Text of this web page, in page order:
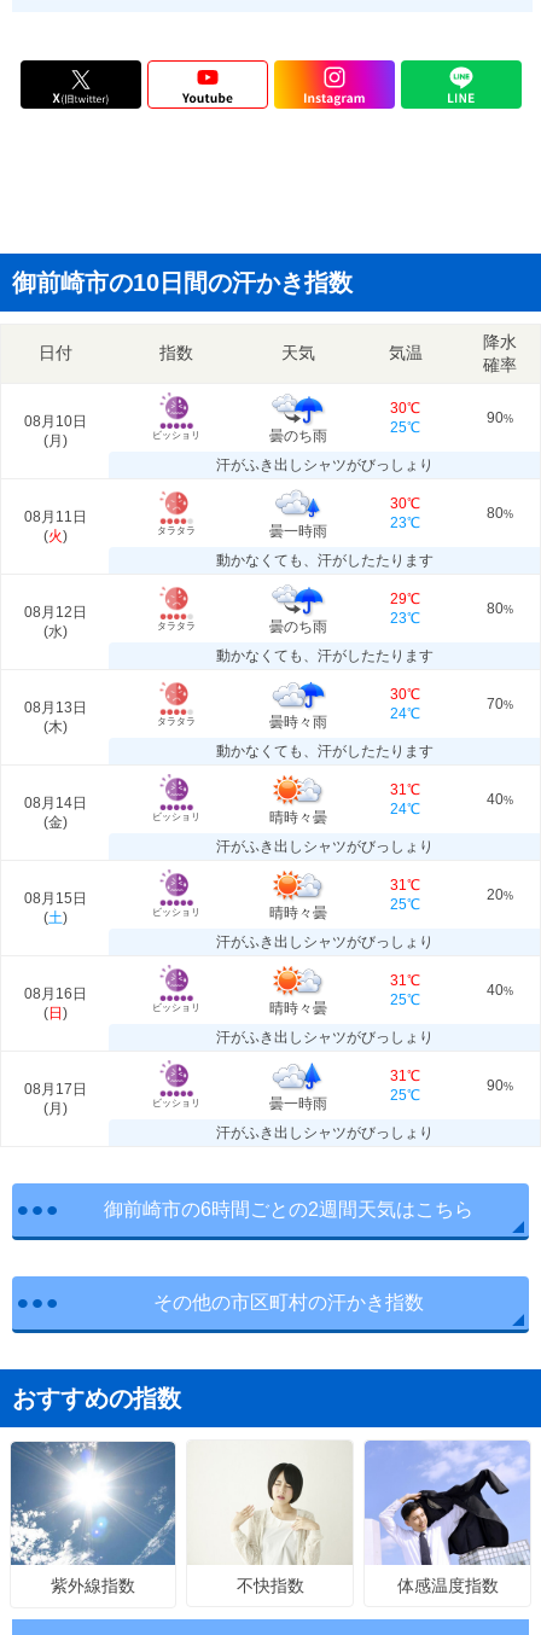
御前崎市の10日間の汗かき指数
日付 指数 天気 気温
降水
確率
08月10日
(月 ) ビッショリ 曇のち雨
30℃
25℃
90%
汗がふき出しシャツがびっしょり
08月11日
(火) タラタラ 曇一時雨
30℃
23℃
80%
動かなくても、汗がしたたります
08月12日
(水) タラタラ 曇のち雨
29℃
23℃
80%
動かなくても、汗がしたたります
08月13日
(木) タラタラ 曇時々雨
30℃
24℃
70%
動かなくても、汗がしたたります
08月14日
(金) ビッショリ 晴時々曇
31℃
24℃
40%
汗がふき出しシャツがびっしょり
08月15日
(土) ビッショリ 晴時々曇
31℃
25℃
20%
汗がふき出しシャツがびっしょり
08月16日
(日 ) ビッショリ 晴時々曇
31℃
25℃
40%
汗がふき出しシャツがびっしょり
08月17日
(月 ) ビッショリ 曇一時雨
31℃
25℃
90%
汗がふき出しシャツがびっしょり
御前崎市の6時間ごとの2週間天気はこちら
その他の市区町村の汗かき指数
おすすめの指数
紫外線指数 不快指数 体感温度指数